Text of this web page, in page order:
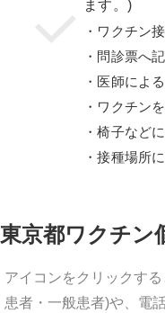
ます。)
・ワクチン
・問診票へ
・医師によ
・ワクチン
・椅子など
・接種場所
東京都ワクチン
アイコンをクリックす
患者・一般患者)や、電